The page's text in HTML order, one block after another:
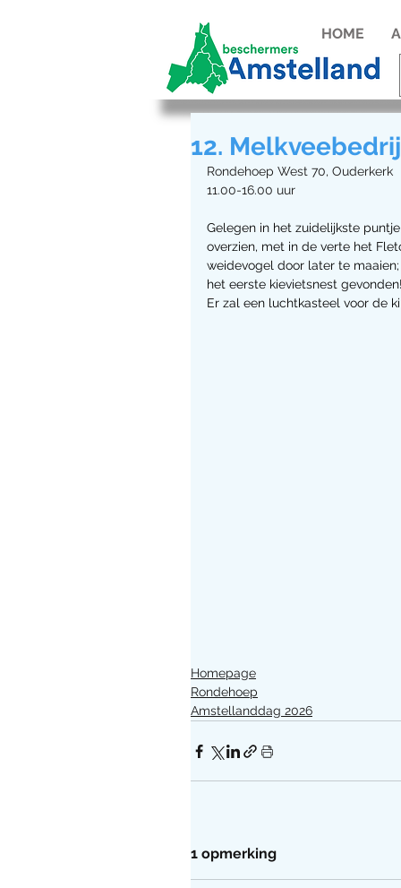
HOME
12.
Rondehoep West 70, Ouderkerk
11.00-16.00 uur
Gelegen in het zuidelijkste
overzien, met in de verte het
weidevogel door later te
het eerste kievietsnest
Er zal een luchtkasteel voor de
Homepage
Rondehoep
Amstellanddag 2026
1 opmerking